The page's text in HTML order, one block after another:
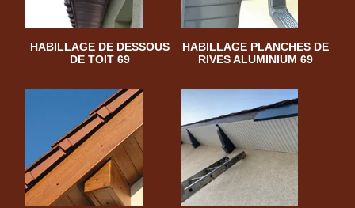
HABILLAGE DE DESSOUS
DE TOIT 69
HABILLAGE PLANCHES DE
RIVES ALUMINIUM 69